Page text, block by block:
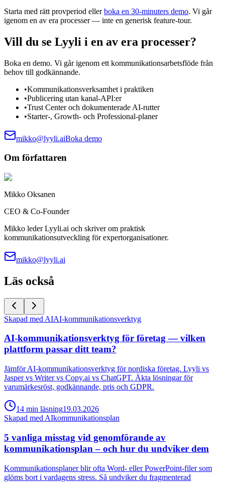
Starta med rätt provperiod ellerboka en 30-minuters demo. Vi går
igenom en av era processer — inte en generisk feature-tour.
Vill du se Lyyli i en av era processer?
Boka en demo. Vi går igenom ett kommunikationsarbetsflöde från
behov till godkännande.
•Kommunikationsverksamhet i praktiken
•Publicering utan kanal-API:er
•Trust Center och dokumenterade AI-rutter
•Starter-, Growth- och Professional-planer
mikko@lyyli.aiBoka demo
Om författaren
Mikko Oksanen
CEO & Co-Founder
Mikko leder Lyyli.ai och skriver om praktisk
kommunikationsutveckling för expertorganisationer.
mikko@lyyli.ai
Läs också
Skapad med AIAI-kommunikationsverktyg
AI-kommunikationsverktyg för företag — vilken
plattform passar ditt team?
Jämför AI-kommunikationsverktyg för nordiska företag. Lyyli vs
Jasper vs Writer vs Copy.ai vs ChatGPT. Äkta lösningar för
varumärkesröst, godkännande, pris och GDPR.
14 min läsning19.03.2026
Skapad med AIkommunikationsplan
5 vanliga misstag vid genomförande av
kommunikationsplan – och hur du undviker dem
Kommunikationsplaner blir ofta Word- eller PowerPoint-filer som
glöms bort i vardagens stress. Så undviker du fragmenterad